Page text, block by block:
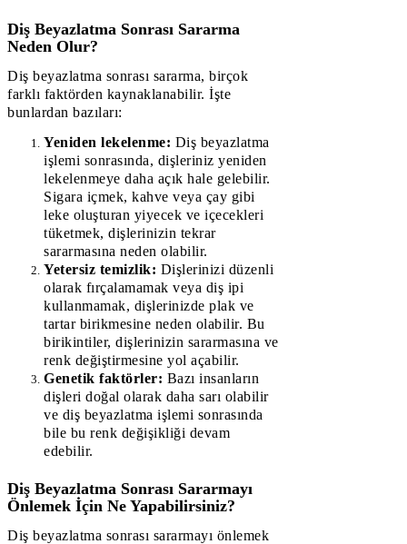
Diş Beyazlatma Sonrası Sararma
Neden Olur?
Diş beyazlatma sonrası sararma, birçok
farklı faktörden kaynaklanabilir. İşte
bunlardan bazıları:
Yeniden lekelenme: Diş beyazlatma
işlemi sonrasında, dişleriniz yeniden
lekelenmeye daha açık hale gelebilir.
Sigara içmek, kahve veya çay gibi
leke oluşturan yiyecek ve içecekleri
tüketmek, dişlerinizin tekrar
sararmasına neden olabilir.
Yetersiz temizlik: Dişlerinizi düzenli
olarak fırçalamamak veya diş ipi
kullanmamak, dişlerinizde plak ve
tartar birikmesine neden olabilir. Bu
birikintiler, dişlerinizin sararmasına ve
renk değiştirmesine yol açabilir.
Genetik faktörler: Bazı insanların
dişleri doğal olarak daha sarı olabilir
ve diş beyazlatma işlemi sonrasında
bile bu renk değişikliği devam
edebilir.
Diş Beyazlatma Sonrası Sararmayı
Önlemek İçin Ne Yapabilirsiniz?
Diş beyazlatma sonrası sararmayı önlemek